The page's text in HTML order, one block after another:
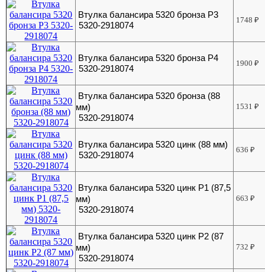
Втулка балансира 5320 бронза Р3
5320-2918074
1748₽
Втулка балансира 5320 бронза Р4
5320-2918074
1900₽
Втулка балансира 5320 бронза (88
мм)
5320-2918074
1531₽
Втулка балансира 5320 цинк (88 мм)
5320-2918074
636₽
Втулка балансира 5320 цинк Р1 (87,5
мм)
5320-2918074
663₽
Втулка балансира 5320 цинк Р2 (87
мм)
5320-2918074
732₽